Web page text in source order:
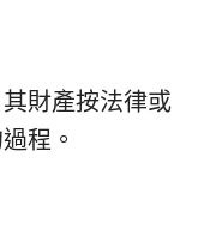
財產按法律或
程。